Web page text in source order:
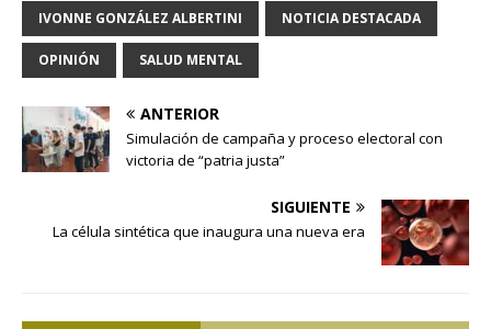
IVONNE GONZÁLEZ ALBERTINI NOTICIA DESTACADA
OPINIÓN SALUD MENTAL
ANTERIOR
Simulación de campaña y proceso electoral con
victoria de “patria justa”
SIGUIENTE
La célula sintética que inaugura una nueva era